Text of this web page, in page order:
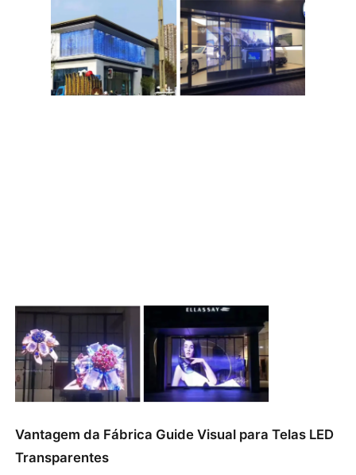
Vantagem da Fábrica Guide Visual para Telas LED
Transparentes